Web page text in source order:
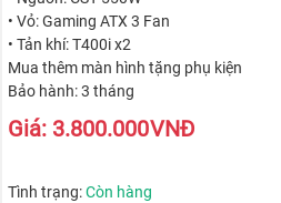
• Vỏ: Gaming ATX 3 Fan
• Tản khí: T400i x2
Mua thêm màn hình tặng phụ kiện
Bảo hành: 3 tháng
Giá: 3.800.000VNĐ
Tình trạng:Còn hàng